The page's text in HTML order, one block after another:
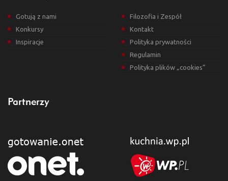
Gotują z nami
Konkursy
Inspiracje
Filozofia i Zespół
Kontakt
Polityka prywatności
Regulamin
Polityka plików „cookies”
Partnerzy